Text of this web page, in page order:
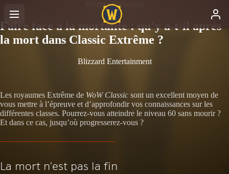
World of Warcraft
Faire face à la mortalité : qu’y a-t-il après
la mort dans Classic Extrême ?
Blizzard Entertainment
Les royaumes Extrême de WoW Classic sont un excellent moyen de
vous mettre à l’épreuve et d’approfondir vos connaissances sur les
différentes classes. Pourrez-vous atteindre le niveau 60 sans mourir ?
Et dans ce cas, jusqu’où progresserez-vous ?
La mort n’est pas la fin